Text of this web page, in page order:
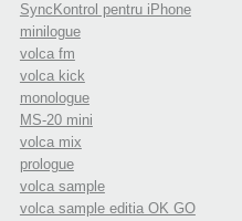
SyncKontrol pentru iPhone
minilogue
volca fm
volca kick
monologue
MS-20 mini
volca mix
prologue
volca sample
volca sample editia OK GO